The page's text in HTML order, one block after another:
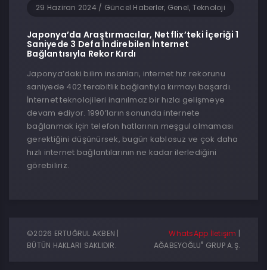
29 Haziran 2024 / Güncel Haberler, Genel, Teknoloji
Japonya’da Araştırmacılar, Netflix’teki İçeriği 1
Saniyede 3 Defa İndirebilen İnternet
Bağlantısıyla Rekor Kırdı
Japonya’daki bilim insanları, internet hız rekorunu
saniyede 402 terabitlik bağlantıyla kırmayı başardı.
İnternet teknolojileri inanılmaz bir hızla gelişmeye
devam ediyor. 1990’ların sonunda internete
bağlanmak için telefon hatlarının meşgul olmaması
gerektiğini düşünürsek, bugün kablosuz ve çok daha
hızlı internet bağlantılarının ne kadar ilerlediğini
görebiliriz.
©2026 ERTUĞRUL AKBEN |
BÜTÜN HAKLARI SAKLIDIR.
WhatsApp İletişim |
AĞABEYOĞLU® GRUP A.Ş.